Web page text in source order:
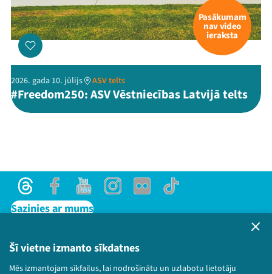
Šī vietne izmanto sīkdatnes
Mēs izmantojam sīkfailus, lai nodrošinātu un uzlabotu lietotāju
Pasākumam
nav video
ieraksta
2026. gada 10. jūlijs ASV telts
#Freedom250: ASV Vēstniecības Latvijā telts
ThreadsFacebookYoutubeInstagram
Flick TikTok
Sazinies ar mums
Lietošanas noteikumi un sīkdatņu politika
Bērnu aizsardzības politika